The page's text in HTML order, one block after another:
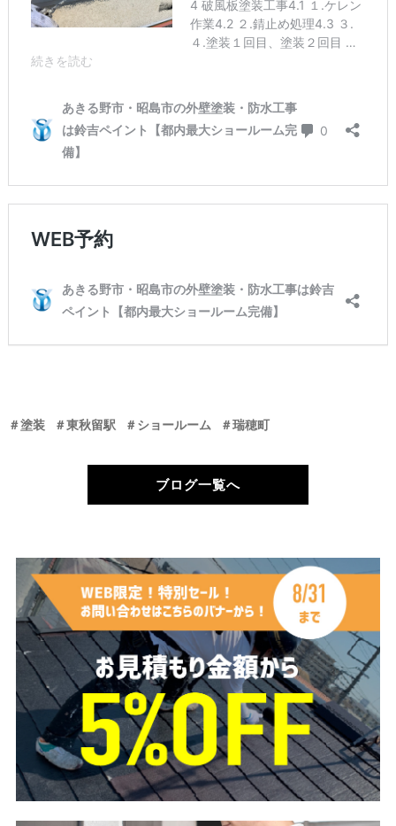
＃塗装 ＃東秋留駅 ＃ショールーム ＃瑞穂町
ブログ一覧へ